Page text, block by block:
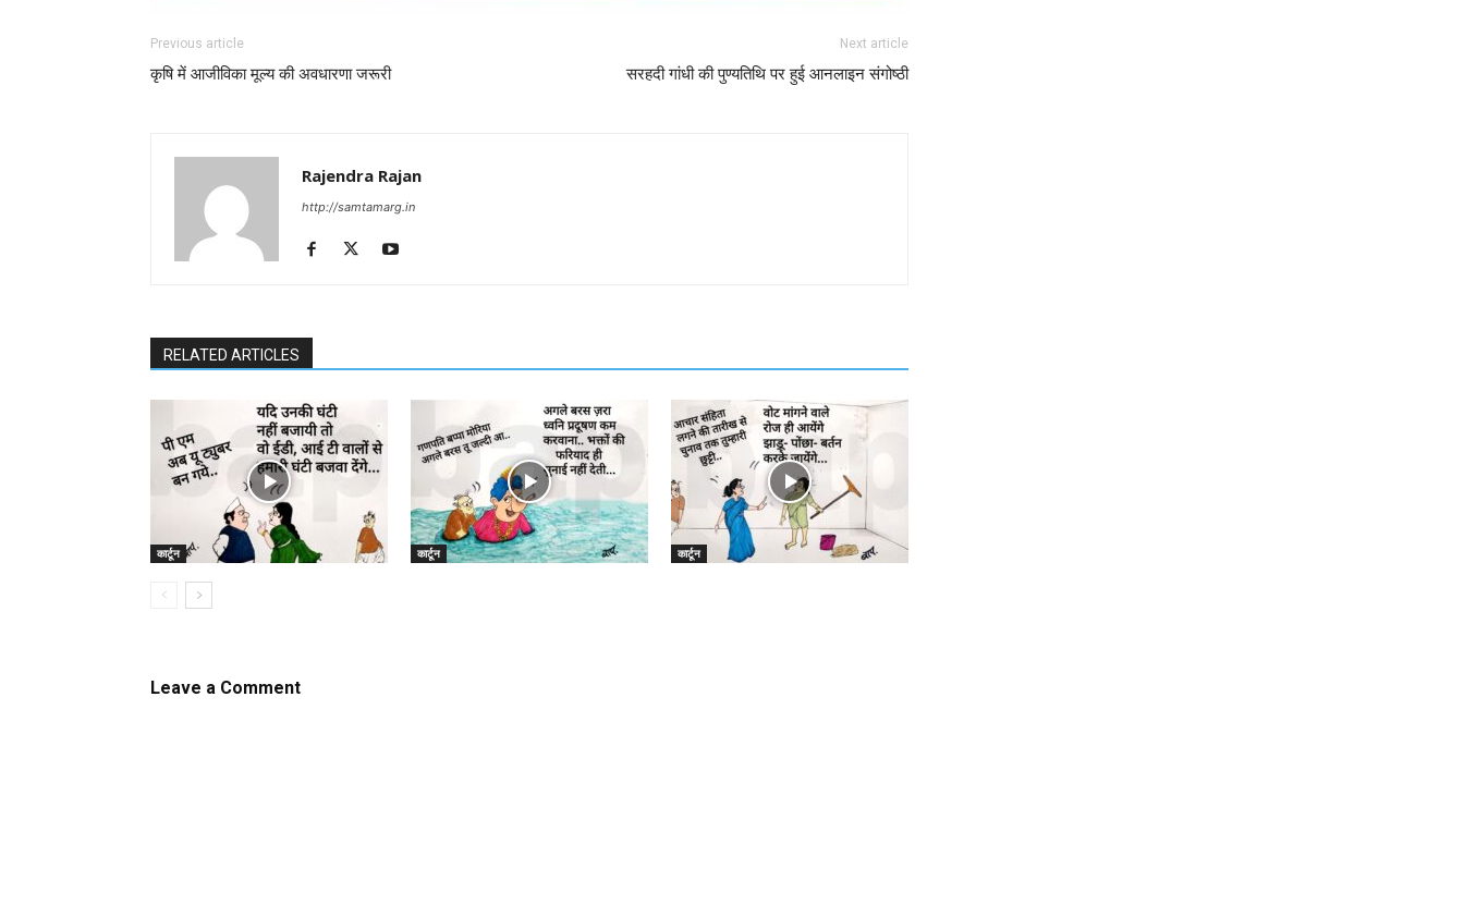
Previous article
कृषि में आजीविका मूल्य की अवधारणा जरूरी
Next article
सरहदी गांधी की पुण्यतिथि पर हुई आनलाइन संगोष्ठी
Rajendra Rajan
http://samtamarg.in
RELATED ARTICLES
कार्टून कार्टून कार्टून
Leave a Comment